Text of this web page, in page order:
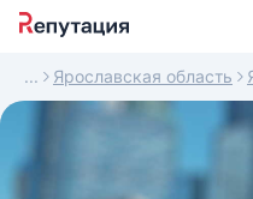
Ярославская область